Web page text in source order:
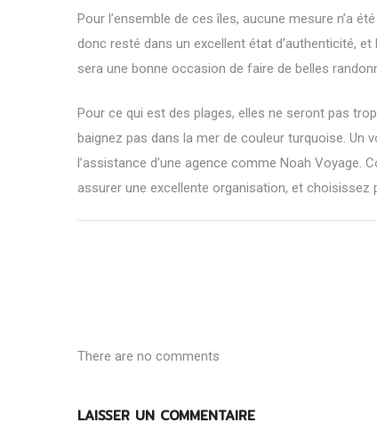
Pour l’ensemble de ces îles, aucune mesure n’a
donc resté dans un excellent état d’authenticité,
sera une bonne occasion de faire de belles
Pour ce qui est des plages, elles ne seront pas
baignez pas dans la mer de couleur turquoise. Un
l’assistance d’une agence comme Noah Voyage.
assurer une excellente organisation, et
There are no comments
LAISSER UN COMMENTAIRE